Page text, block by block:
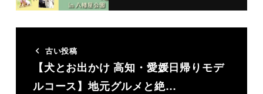
古い投稿
【犬とお出かけ 高知・愛媛日帰りモデ
ルコース】地元グルメと絶…